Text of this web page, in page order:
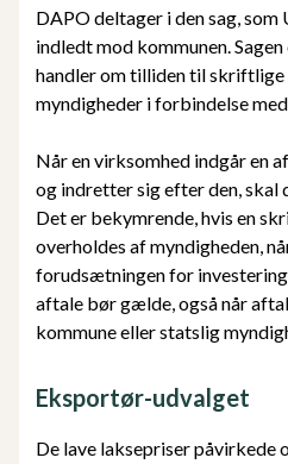
DAPO deltager i den sag,
indledt mod kommunen.
handler om tilliden til
myndigheder i forbindelse
Når en virksomhed indgår en
og indretter sig efter den,
Det er bekymrende, hvis en
overholdes af myndigheden,
forudsætningen for
aftale bør gælde, også når
kommune eller statslig
Eksportør-udvalget
De lave laksepriser påvirkede